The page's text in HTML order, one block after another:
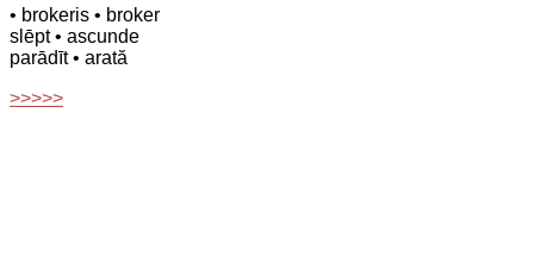
• brokeris • broker
slēpt• ascunde
parādīt• arată
>>>>>